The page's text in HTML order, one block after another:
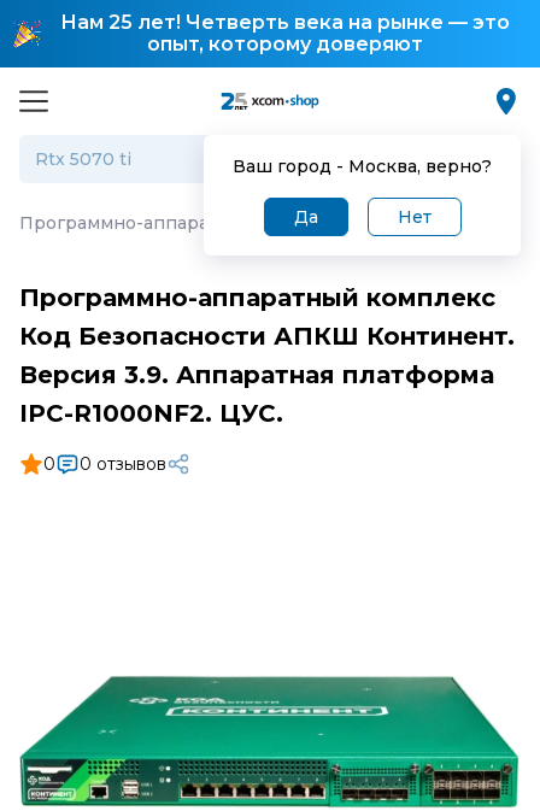
Нам 25 лет! Четверть века на рынке — это
опыт, которому доверяют
Ваш город - Москва, верно?
Да Нет
Программно-аппаратный комплекс Код Безопасности
Программно-аппаратный комплекс
Код Безопасности АПКШ Континент.
Версия 3.9. Аппаратная платформа
IPC-R1000NF2. ЦУС.
0 0 отзывов